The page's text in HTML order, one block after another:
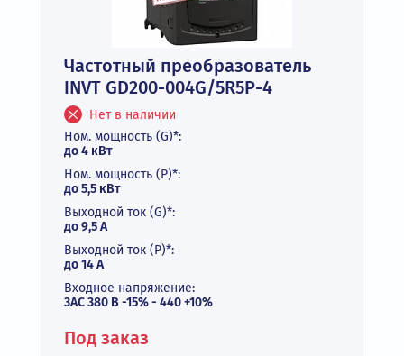
Частотный преобразователь
INVT GD200-004G/5R5P-4
Нет в наличии
Ном. мощность (G)*:
до 4 кВт
Ном. мощность (P)*:
до 5,5 кВт
Выходной ток (G)*:
до 9,5 А
Выходной ток (P)*:
до 14 А
Входное напряжение:
3АС 380 В -15% - 440 +10%
Под заказ